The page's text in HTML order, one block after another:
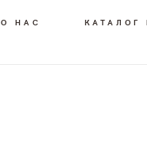
О НАС КАТАЛОГ